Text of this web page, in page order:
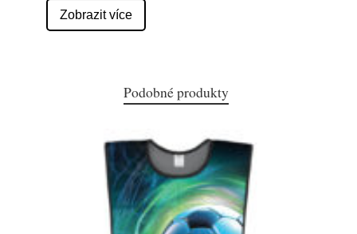
Zobrazit více
Podobné produkty